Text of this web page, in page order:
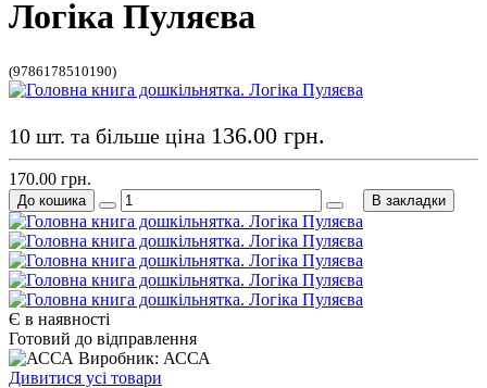
Логіка Пуляєва
(9786178510190)
Є в наявності
Готовий до відправлення
Виробник: АССА
Дивитися усі товари
10 шт. та більше ціна 136.00 грн.
170.00 грн.
До кошика В закладки